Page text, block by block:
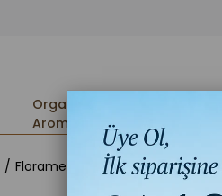
Organik
Aromaterapi
Florame Organik Masaj Yağları